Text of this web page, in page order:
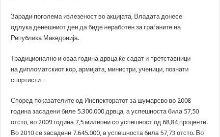
Заради поголема излезеност во акцијата, Владата донесе
одлука денешниот ден да биде неработен за граѓаните на
Република Македонија.
Традиционално и оваа година дрвца ќе садат и претставници
на дипломатскиот кор, армијата, министри, ученици, познати
спортисти…
Според показателите од Инспекторатот за шумарсво во 2008
година засадени биле 5.300.000 дрвца, а успешноста била 57,50
отсто, во 2009 година 7,5 милиони со успешност од 68,84 проценти.
Во 2010 се засадени 7.645.000, а успешноста била 57,73 отсто. Во